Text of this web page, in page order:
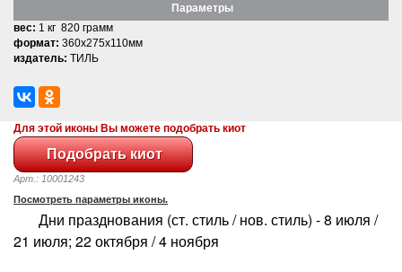
Параметры
вес: 1 кг 820 грамм
формат: 360x275x110мм
издатель: ТИЛЬ
Для этой иконы Вы можете подобрать киот
Арт.: 10001243
Посмотреть параметры иконы.
Дни празднования (ст. стиль / нов. стиль) - 8 июля /
21 июля; 22 октября / 4 ноября